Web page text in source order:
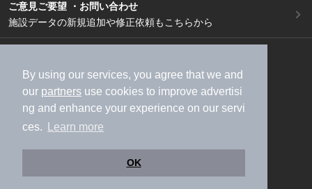
By using our services, you agree that we and
our partners use cookies to improve advertisi
ng and enhance your experience on our servi
ces.
Learn more
OK
ご意見ご要望 ・お問い合わせ
施設データの新規追加や修正依頼もこちらから
加盟店募集（資料請求）
広告出稿のご案内
利用規約
ライフスタイルMEMBERS+規約
特定商取引法に基づく表記
ヘルプ
採用情報
運営会社